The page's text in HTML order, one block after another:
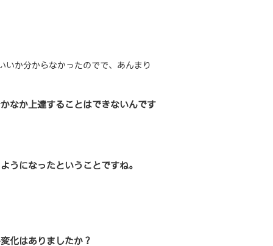
いか分からなかったのでで、あんまり
なか上達することはできないんです
うになったということですね。
化はありましたか？